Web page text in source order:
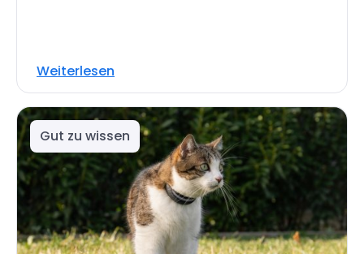
Weiterlesen
Gut zu wissen